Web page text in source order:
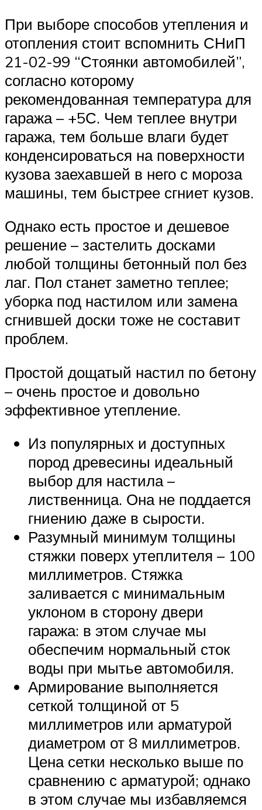
При выборе способов утепления и
отопления стоит вспомнить СНиП
21-02-99 “Стоянки автомобилей”,
согласно которому
рекомендованная температура для
гаража – +5С. Чем теплее внутри
гаража, тем больше влаги будет
конденсироваться на поверхности
кузова заехавшей в него с мороза
машины, тем быстрее сгниет кузов.
Однако есть простое и дешевое
решение – застелить досками
любой толщины бетонный пол без
лаг. Пол станет заметно теплее;
уборка под настилом или замена
сгнившей доски тоже не составит
проблем.
Простой дощатый настил по бетону
– очень простое и довольно
эффективное утепление.
Из популярных и доступных
пород древесины идеальный
выбор для настила –
лиственница. Она не поддается
гниению даже в сырости.
Разумный минимум толщины
стяжки поверх утеплителя – 100
миллиметров. Стяжка
заливается с минимальным
уклоном в сторону двери
гаража: в этом случае мы
обеспечим нормальный сток
воды при мытье автомобиля.
Армирование выполняется
сеткой толщиной от 5
миллиметров или арматурой
диаметром от 8 миллиметров.
Цена сетки несколько выше по
сравнению с арматурой; однако
в этом случае мы избавляемся